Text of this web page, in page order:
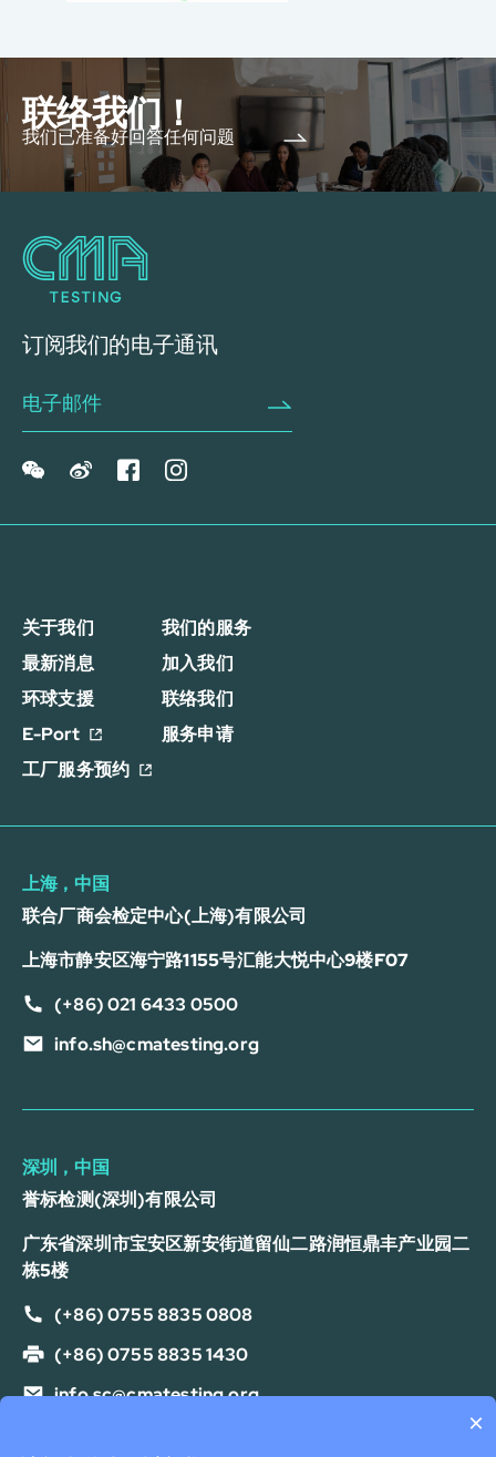
联络我们！
我们已准备好回答任何问题
订阅我们的电子通讯
关于我们
我们的服务
最新消息
加入我们
环球支援
联络我们
E-Port
服务申请
工厂服务预约
上海，中国
联合厂商会检定中心(上海)有限公司
上海市静安区海宁路1155号汇能大悦中心9楼F07
(+86) 021 6433 0500
info.sh@cmatesting.org
深圳，中国
誉标检测(深圳)有限公司
广东省深圳市宝安区新安街道留仙二路润恒鼎丰产业园二
栋5楼
(+86) 0755 8835 0808
(+86) 0755 8835 1430
info.sc@cmatesting.org
×